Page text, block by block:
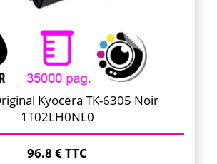
Kyocera TK-6305 Noir
1T02LH0NL0
96.8 € TTC